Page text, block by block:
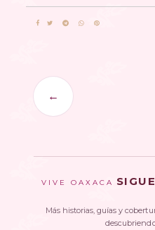
←
VIVE OAXACA
Más historias, guías y